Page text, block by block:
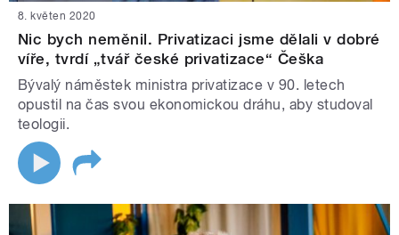
8. květen 2020
Nic bych neměnil. Privatizaci jsme dělali v dobré
víře, tvrdí „tvář české privatizace“ Češka
Bývalý náměstek ministra privatizace v 90. letech
opustil na čas svou ekonomickou dráhu, aby studoval
teologii.